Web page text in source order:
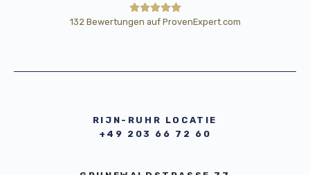
132Bewertungen auf ProvenExpert.com
RIJN-RUHR LOCATIE
+49 203 66 72 60